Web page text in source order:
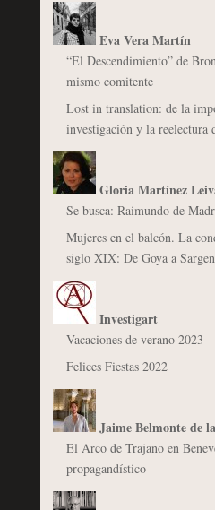
Eva Vera Martín
“El Descendimiento” de
mismo comitente
Lost in translation: de la
investigación y la reelectura
Gloria Martínez
Se busca: Raimundo de
Mujeres en el balcón. La
siglo XIX: De Goya a
Investigart
Vacaciones de verano 2023
Felices Fiestas 2022
Jaime Belmonte de
El Arco de Trajano en
propagandístico